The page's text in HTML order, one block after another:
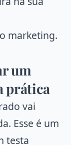
marketing.
um
prática
vai
Esse é um
testa